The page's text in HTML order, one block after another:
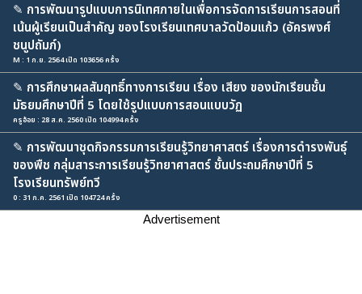
✎ การพัฒนารูปแบบการนิเทศภายในเพื่อการจัดการเรียนการสอนที่
เน้นผู้เรียนเป็นสำคัญ ของโรงเรียนเทศบาลวัดป้อมแก้ว (อัครพงศ์
ชนูปถัมภ์)
M : 1 ก.ย. 2564 เปิด 103656 ครั้ง
✎ การศึกษาผลสัมฤทธิ์ทางการเรียน เรื่อง เสียง ของนักเรียนชั้น
มัธยมศึกษาปีที่ 5 โดยใช้รูปแบบการสอนแบบวัฏ
ครูอ้อย : 28 ส.ค. 2560 เปิด 104994 ครั้ง
✎ การพัฒนาชุดกิจกรรมการเรียนรู้วิทยาศาสตร์ เรื่องการดำรงพันธุ์
ของพืช กลุ่มสาระการเรียนรู้วิทยาศาสตร์ ชั้นประถมศึกษาปีที่ 5
โรงเรียนทรัพย์ทวี
0 : 31 ก.ค. 2561 เปิด 104724 ครั้ง
Advertisement